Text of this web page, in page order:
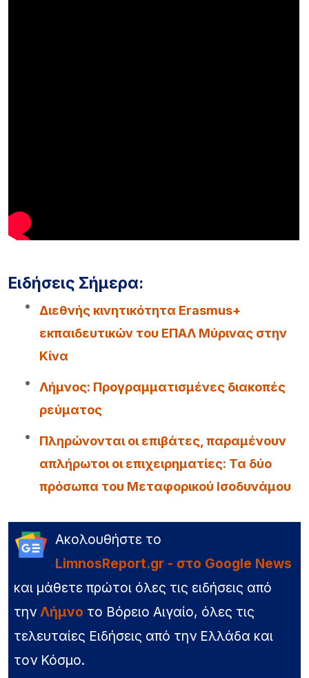
Ειδήσεις Σήμερα:
Διεθνής κινητικότητα Erasmus+
εκπαιδευτικών του ΕΠΑΛ Μύρινας στην
Κίνα
Λήμνος: Προγραμματισμένες διακοπές
ρεύματος
Πληρώνονται οι επιβάτες, παραμένουν
απλήρωτοι οι επιχειρηματίες: Τα δύο
πρόσωπα του Μεταφορικού Ισοδυνάμου
Ακολουθήστε το
LimnosReport.gr - στο Google News
και μάθετε πρώτοι όλες τις ειδήσεις από
την Λήμνο το Βόρειο Αιγαίο, όλες τις
τελευταίες Ειδήσεις από την Ελλάδα και
τον Κόσμο.